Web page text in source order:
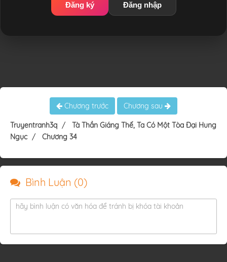
Đăng ký Đăng nhập
Chương trước Chương sau
Truyentranh3q
Tà Thần Giáng Thế, Ta Có Một Tòa Đại Hung
Ngục
Chương 34
Bình Luận (0)
hãy bình luận có văn hóa để tránh bị khóa tài khoản